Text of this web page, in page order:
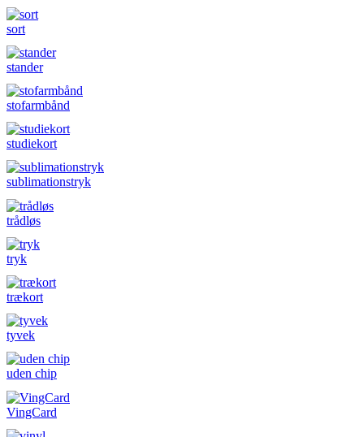
sort
stander
stofarmbånd
studiekort
sublimationstryk
trådløs
tryk
trækort
tyvek
uden chip
VingCard